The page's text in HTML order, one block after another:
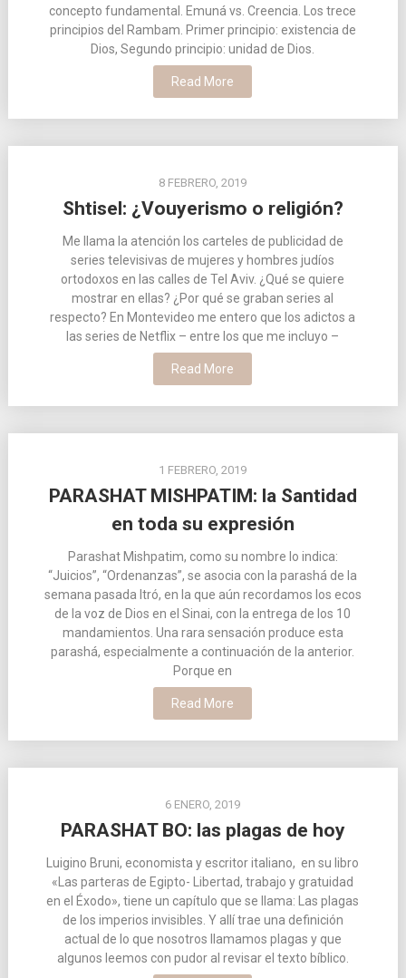
concepto fundamental. Emuná vs. Creencia. Los trece
principios del Rambam. Primer principio: existencia de
Dios, Segundo principio: unidad de Dios.
Read More
8 FEBRERO, 2019
Shtisel: ¿Vouyerismo o religión?
Me llama la atención los carteles de publicidad de
series televisivas de mujeres y hombres judíos
ortodoxos en las calles de Tel Aviv. ¿Qué se quiere
mostrar en ellas? ¿Por qué se graban series al
respecto? En Montevideo me entero que los adictos a
las series de Netflix – entre los que me incluyo –
Read More
1 FEBRERO, 2019
PARASHAT MISHPATIM: la Santidad
en toda su expresión
Parashat Mishpatim, como su nombre lo indica:
“Juicios”, “Ordenanzas”, se asocia con la parashá de la
semana pasada Itró, en la que aún recordamos los ecos
de la voz de Dios en el Sinai, con la entrega de los 10
mandamientos. Una rara sensación produce esta
parashá, especialmente a continuación de la anterior.
Porque en
Read More
6 ENERO, 2019
PARASHAT BO: las plagas de hoy
Luigino Bruni, economista y escritor italiano, en su libro
«Las parteras de Egipto- Libertad, trabajo y gratuidad
en el Éxodo», tiene un capítulo que se llama: Las plagas
de los imperios invisibles. Y allí trae una definición
actual de lo que nosotros llamamos plagas y que
algunos leemos con pudor al revisar el texto bíblico.